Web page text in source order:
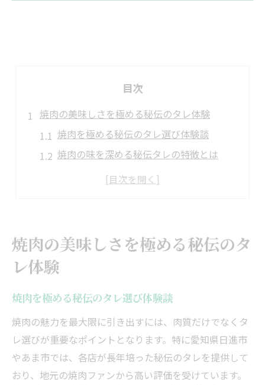
目次
焼肉の美味しさを極める秘伝のタレ体験
焼肉を極める秘伝のタレ選び体験談
焼肉の味を深める秘伝タレの特徴とは
焼肉好き必見の秘伝タレこだわりポイント
秘伝のタレが生む焼肉の奥深い魅力に触れる
焼肉に合う秘伝タレの奥深い魅力を探る
焼肉を格上げする秘伝タレの秘密を解説
焼肉の旨味を引き出す秘伝のタレとは何か
焼肉好きが語る秘伝タレの深い魅力まとめ
焼肉の可能性を広げる秘伝タレの効果分析
とろける焼肉に欠かせない伝統のタレとは
焼肉をとろけさせる伝統タレの魅力解説
焼肉の美味しさを極める秘伝のタ
レ体験
焼肉を極める秘伝のタレ選び体験談
焼肉の魅力を最大限に引き出すには、肉質だけでなくタ
レ選びが重要なポイントとなります。特に愛知県日進市
やあま市では、各店が長年培った秘伝のタレを提供して
おり、地元の焼肉ファンから高い評価を受けています。